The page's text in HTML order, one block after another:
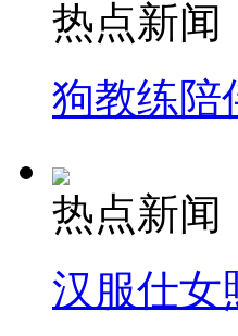
热点新闻
狗教练陪
热点新闻
汉服仕女